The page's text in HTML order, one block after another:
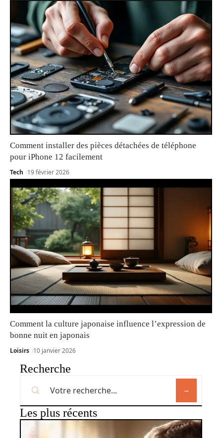
Comment installer des pièces détachées de téléphone
pour iPhone 12 facilement
Tech 19 février 2026
Comment la culture japonaise influence l’expression de
bonne nuit en japonais
Loisirs 10 janvier 2026
Recherche
Les plus récents